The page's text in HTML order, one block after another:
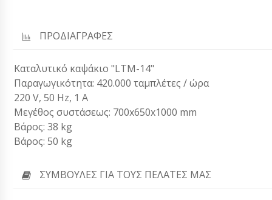
ΠΡΟΔΙΑΓΡΑΦΕΣ
Καταλυτικό καψάκιο "LTM-14"
Παραγωγικότητα: 420.000 ταμπλέτες / ώρα
220 V, 50 Hz, 1 Α
Μεγέθος συστάσεως: 700x650x1000 mm
Βάρος: 38 kg
Βάρος: 50 kg
ΣΥΜΒΟΥΛΈΣ ΓΙΑ ΤΟΥΣ ΠΕΛΆΤΕΣ ΜΑΣ